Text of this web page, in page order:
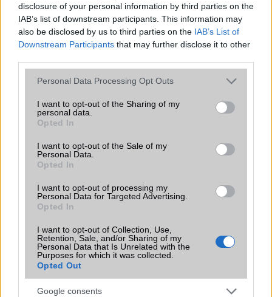
disclosure of your personal information by third parties on the
IAB’s list of downstream participants. This information may
also be disclosed by us to third parties on the IAB’s List of
Downstream Participants that may further disclose it to other
Please note that this website/app uses one or more Google
not limited to your visit or usage behaviour. You may click to
grant or deny consent to Google and its third-party tags to
use your data for below specified purposes in below Google
consent section.
Personal Data Processing Opt Outs
I want to opt-out of the Sharing of my
personal data.
Opted In
I want to opt-out of the Sale of my
Personal Data.
Opted In
I want to opt-out of processing my
Personal Data for Targeted Advertising.
Opted In
I want to opt-out of Collection, Use,
Retention, Sale, and/or Sharing of my
Personal Data that Is Unrelated with the
Purposes for which it was collected.
Opted Out
Google consents
Samsung Galaxy S26 Ultra
392.000 Ft (új)
Számos népszerű Samsung Galaxy
készülék kimarad a One UI 9
frissítésből – itt a lista az érintett
modellekről
2026.06.30| Phone Arena
A One UI 9 érkezése új mesterséges intelligencia-
funkciókat és továbbfejlesztett kezelőfelületet hoz,